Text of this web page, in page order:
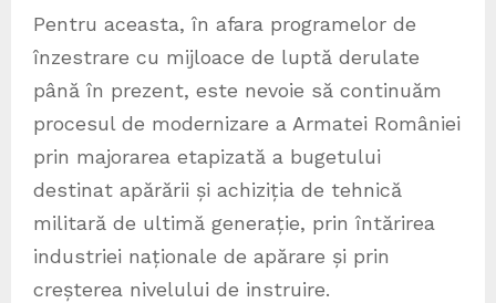
Pentru aceasta, în afara programelor de
înzestrare cu mijloace de luptă derulate
până în prezent, este nevoie să continuăm
procesul de modernizare a Armatei României
prin majorarea etapizată a bugetului
destinat apărării și achiziția de tehnică
militară de ultimă generație, prin întărirea
industriei naționale de apărare și prin
creșterea nivelului de instruire.